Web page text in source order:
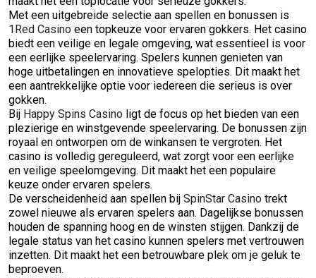
Met een uitgebreide selectie aan spellen en bonussen is
1Red Casino een topkeuze voor ervaren gokkers. Het casino
biedt een veilige en legale omgeving, wat essentieel is voor
een eerlijke speelervaring. Spelers kunnen genieten van
hoge uitbetalingen en innovatieve spelopties. Dit maakt het
een aantrekkelijke optie voor iedereen die serieus is over
gokken.
Bij Happy Spins Casino ligt de focus op het bieden van een
plezierige en winstgevende speelervaring. De bonussen zijn
royaal en ontworpen om de winkansen te vergroten. Het
casino is volledig gereguleerd, wat zorgt voor een eerlijke
en veilige speelomgeving. Dit maakt het een populaire
keuze onder ervaren spelers.
De verscheidenheid aan spellen bij SpinStar Casino trekt
zowel nieuwe als ervaren spelers aan. Dagelijkse bonussen
houden de spanning hoog en de winsten stijgen. Dankzij de
legale status van het casino kunnen spelers met vertrouwen
inzetten. Dit maakt het een betrouwbare plek om je geluk te
beproeven.